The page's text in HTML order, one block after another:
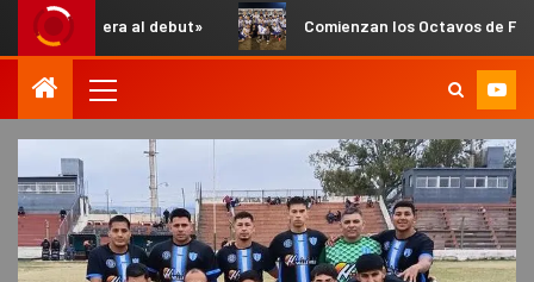
debut» Comienzan los Octavos de Final del Anual de